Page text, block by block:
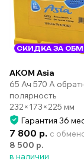
СКИДКА ЗА
AKOM Asia
65 Ач 570 А
полярность
232×173×225 мм
Гарантия 36
7 800 р. с
8 500 р.
в наличии